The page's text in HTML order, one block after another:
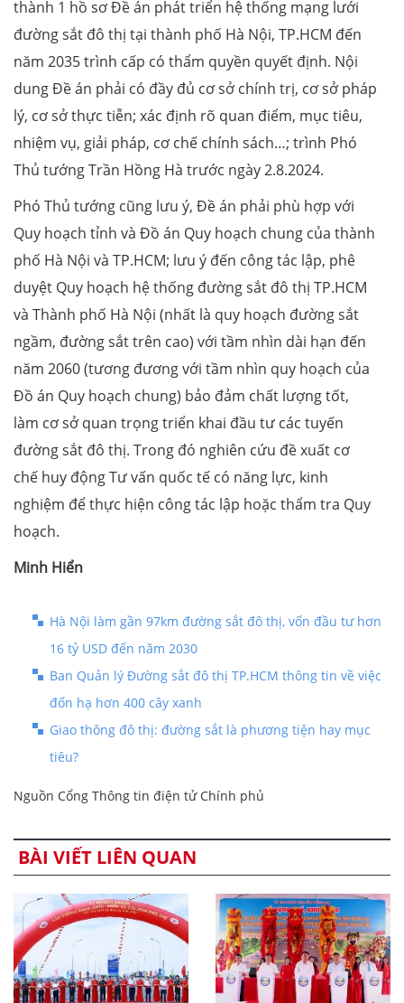
thành 1 hồ sơ Đề án phát triển hệ thống mạng lưới
đường sắt đô thị tại thành phố Hà Nội, TP.HCM đến
năm 2035 trình cấp có thẩm quyền quyết định. Nội
dung Đề án phải có đầy đủ cơ sở chính trị, cơ sở pháp
lý, cơ sở thực tiễn; xác định rõ quan điểm, mục tiêu,
nhiệm vụ, giải pháp, cơ chế chính sách…; trình Phó
Thủ tướng Trần Hồng Hà trước ngày 2.8.2024.
Phó Thủ tướng cũng lưu ý, Đề án phải phù hợp với
Quy hoạch tỉnh và Đồ án Quy hoạch chung của thành
phố Hà Nội và TP.HCM; lưu ý đến công tác lập, phê
duyệt Quy hoạch hệ thống đường sắt đô thị TP.HCM
và Thành phố Hà Nội (nhất là quy hoạch đường sắt
ngầm, đường sắt trên cao) với tầm nhìn dài hạn đến
năm 2060 (tương đương với tầm nhìn quy hoạch của
Đồ án Quy hoạch chung) bảo đảm chất lượng tốt,
làm cơ sở quan trọng triển khai đầu tư các tuyến
đường sắt đô thị. Trong đó nghiên cứu đề xuất cơ
chế huy động Tư vấn quốc tế có năng lực, kinh
nghiệm để thực hiện công tác lập hoặc thẩm tra Quy
hoạch.
Minh Hiển
Hà Nội làm gần 97km đường sắt đô thị, vốn đầu tư hơn
16 tỷ USD đến năm 2030
Ban Quản lý Đường sắt đô thị TP.HCM thông tin về việc
đốn hạ hơn 400 cây xanh
Giao thông đô thị: đường sắt là phương tiện hay mục
tiêu?
Nguồn Cổng Thông tin điện tử Chính phủ
BÀI VIẾT LIÊN QUAN